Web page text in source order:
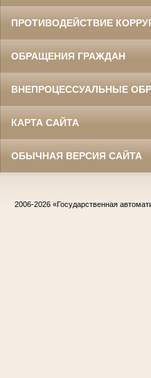
ПРОТИВОДЕЙСТВИЕ
ОБРАЩЕНИЯ ГРАЖДАН
ВНЕПРОЦЕССУАЛЬНЫЕ
КАРТА САЙТА
ОБЫЧНАЯ ВЕРСИЯ САЙТА
2006-2026 «Государственная